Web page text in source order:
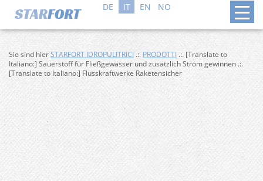
DE IT EN NO
Sie sind hierSTARFORT IDROPULITRICI .:. PRODOTTI .:. [Translate to
Italiano:] Sauerstoff für Fließgewässer und zusätzlich Strom gewinnen .:.
[Translate to Italiano:] Flusskraftwerke Raketensicher